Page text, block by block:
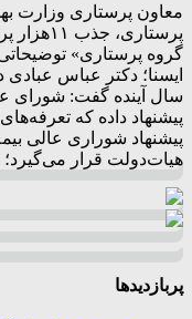
معاون پرستاری وزارت
گروه پرستاری»
ایسنا؛ دکتر عباس
سال آینده گفت: شورای
پیشنهاد داده که
پیشنهاد شوراری عالی
هیات‌دولت قرار
پربازدیدها